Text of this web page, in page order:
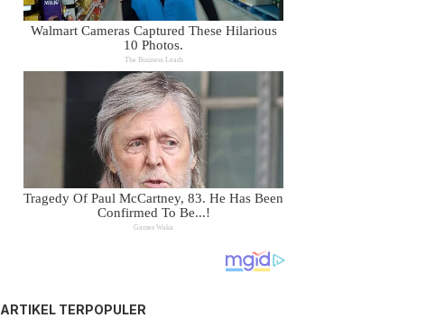
ARTIKEL TERPOPULER